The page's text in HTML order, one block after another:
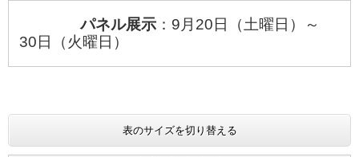
パネル展示：9月20日（土曜日）～
30日（火曜日）
表のサイズを切り替える